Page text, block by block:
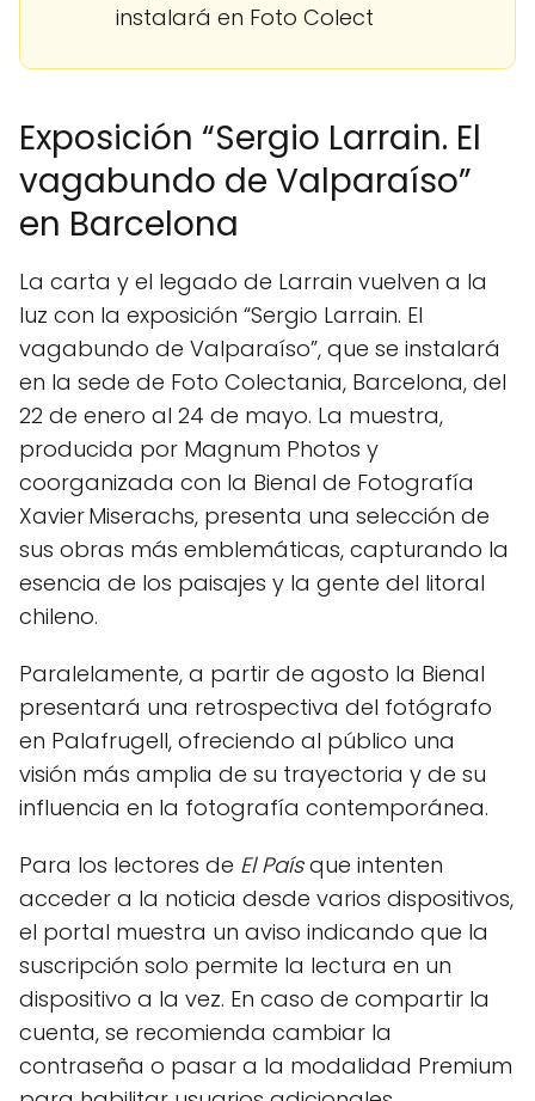
instalará en Foto Colect
Exposición “Sergio Larrain. El
vagabundo de Valparaíso”
en Barcelona
La carta y el legado de Larrain vuelven a la
luz con la exposición “Sergio Larrain. El
vagabundo de Valparaíso”, que se instalará
en la sede de Foto Colectania, Barcelona, del
22 de enero al 24 de mayo. La muestra,
producida por Magnum Photos y
coorganizada con la Bienal de Fotografía
Xavier Miserachs, presenta una selección de
sus obras más emblemáticas, capturando la
esencia de los paisajes y la gente del litoral
chileno.
Paralelamente, a partir de agosto la Bienal
presentará una retrospectiva del fotógrafo
en Palafrugell, ofreciendo al público una
visión más amplia de su trayectoria y de su
influencia en la fotografía contemporánea.
Para los lectores de El Paísque intenten
acceder a la noticia desde varios dispositivos,
el portal muestra un aviso indicando que la
suscripción solo permite la lectura en un
dispositivo a la vez. En caso de compartir la
cuenta, se recomienda cambiar la
contraseña o pasar a la modalidad Premium